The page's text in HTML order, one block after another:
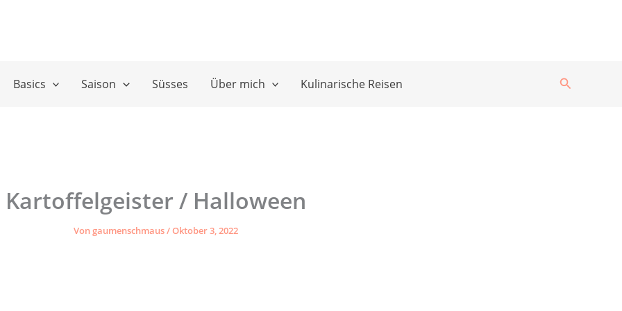
Basics Saison Süsses Über mich Kulinarische Reisen Suchen
Kartoffelgeister / Halloween
Vongaumenschmaus/Oktober 3, 2022